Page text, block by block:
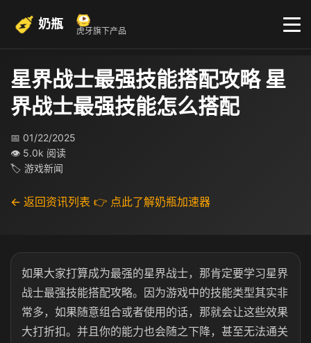
奶瓶 虎牙旗下产品
星界战士最强技能搭配攻略 星
界战士最强技能怎么搭配
📅 01/22/2025
👁 5.0k 阅读
🏷 游戏新闻
← 返回资讯列表 👉 点此了解奶瓶加速器
如果大家打算成为最强的星界战士，那肯定要学习星界
战士最强技能搭配攻略。因为游戏中的技能类型其实非
常多，如果随意组合或者使用的话，那就会让这些效果
大打折扣。并且你的能力也会随之下降，甚至无法通关